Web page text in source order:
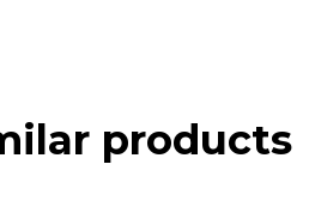
products